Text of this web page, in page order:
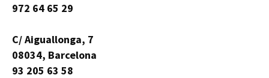
972 64 65 29
C/ Aiguallonga, 7
08034, Barcelona
93 205 63 58